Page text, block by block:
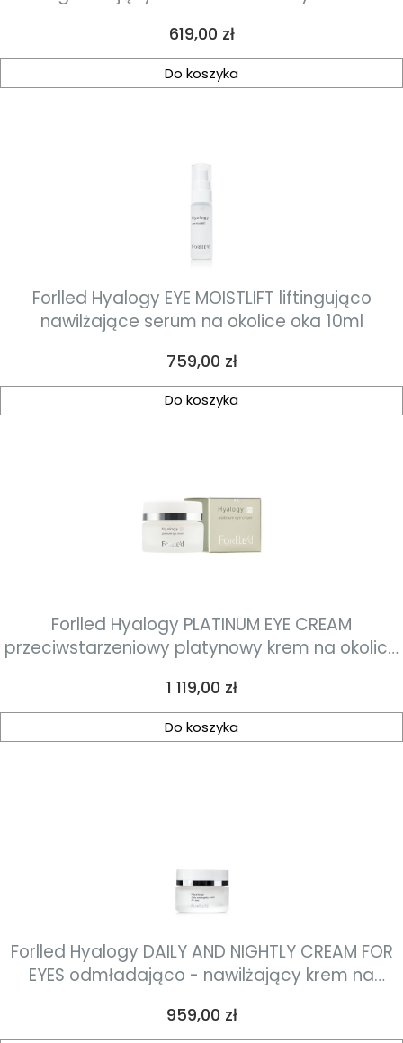
Cena
619,00 zł
Do koszyka
Forlled Hyalogy EYE MOISTLIFT liftingująco
nawilżające serum na okolice oka 10ml
Cena
759,00 zł
Do koszyka
Forlled Hyalogy PLATINUM EYE CREAM
przeciwstarzeniowy platynowy krem na okolice
Cena
1 119,00 zł
Do koszyka
Forlled Hyalogy DAILY AND NIGHTLY CREAM FOR
EYES odmładająco - nawilżający krem na
Cena
959,00 zł